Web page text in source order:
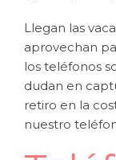
Llegan las
aprovechan
los teléfonos
dudan en
retiro en la
nuestro